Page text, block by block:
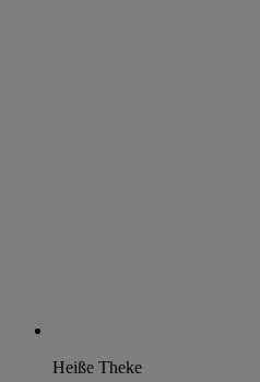
Heiße Theke